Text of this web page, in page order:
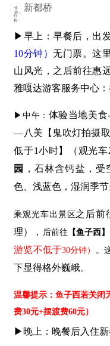
住
宿：
新都桥
行
程：
▶早上：早餐后，出
10分钟）无门票。这
山风光 ，之后前往惠
雅嘎达游客服务中心
▶中午： 体验当地美
—八美【鬼吹灯拍摄
低于1小时】（观光
园
，石林含钙盐，
色、浅蓝色，湿润季
乘观光车出景区 之后前
理），
后前往 【鱼子西】
游览不低于30分钟） 。
下显得格外巍峨。
温馨提示：鱼子西若关闭
费30元+摆渡费60元）
▶晚上：晚餐后入住新